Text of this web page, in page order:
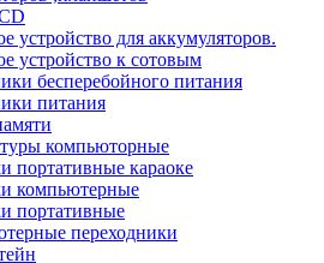
устройство для аккумуляторов.
устройство к сотовым
бесперебойного питания
питания
компьюторные
портативные караоке
компьютерные
портативные
переходники